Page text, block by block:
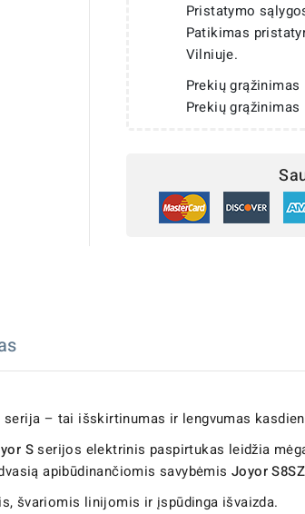
Pristatymo
Patikimas
Vilniuje.
Prekių grąžinimas
Prekių
serija – tai išskirtinumas ir lengvumas
Sserijos elektrinis paspirtukas leidžia
apibūdinančiomis savybėmisJoyor S8SZ
švariomis linijomis ir įspūdinga išvaizda.